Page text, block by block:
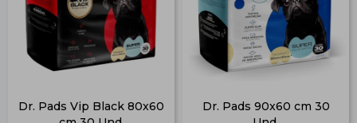
Dr. Pads Vip Black 80x60
Dr. Pads 90x60 cm 30